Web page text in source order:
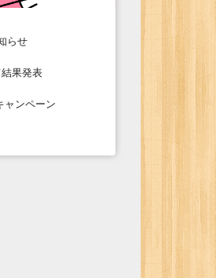
らせ
果発表
ャンペーン